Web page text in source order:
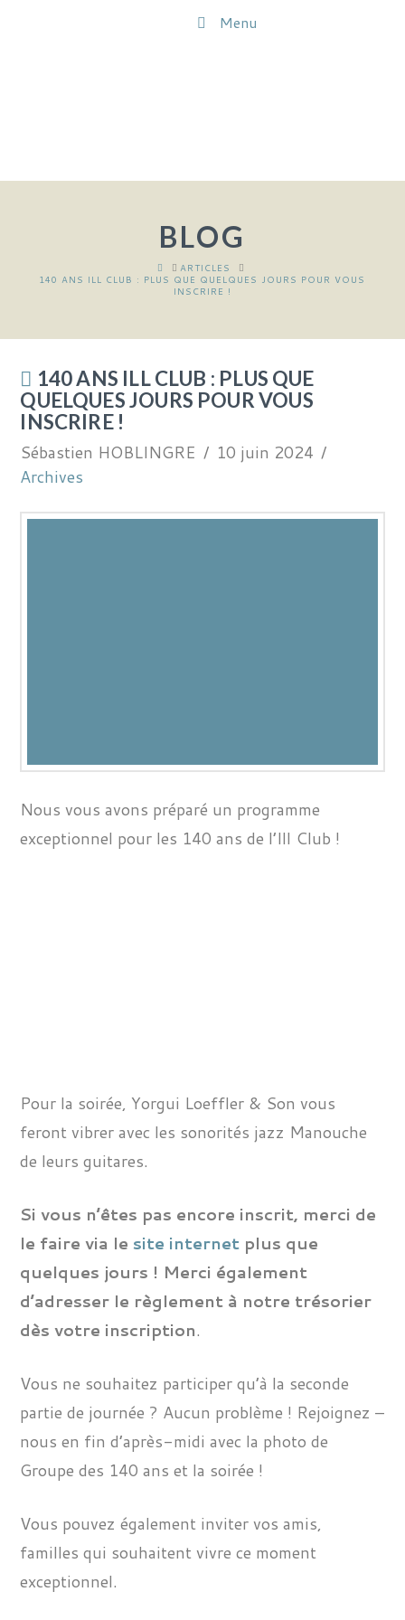
Menu
BLOG
HOME
ARTICLES
140 ANS ILL CLUB : PLUS QUE QUELQUES JOURS POUR VOUS
INSCRIRE !
140 ANS ILL CLUB : PLUS QUE
QUELQUES JOURS POUR VOUS
INSCRIRE !
Sébastien HOBLINGRE
10 juin 2024
Archives
Nous vous avons préparé un programme
exceptionnel pour les 140 ans de l’Ill Club !
Pour la soirée, Yorgui Loeffler & Son vous
feront vibrer avec les sonorités jazz Manouche
de leurs guitares.
Si vous n’êtes pas encore inscrit, merci de
le fairevia le site internet plus que
quelques jours ! Merci également
d’adresser le règlement à notre trésorier
dès votre inscription.
Vous ne souhaitez participer qu’à la seconde
partie de journée ? Aucun problème ! Rejoignez –
nous en fin d’après-midi avec la photo de
Groupe des 140 ans et la soirée !
Vous pouvez également inviter vos amis,
familles qui souhaitent vivre ce moment
exceptionnel.